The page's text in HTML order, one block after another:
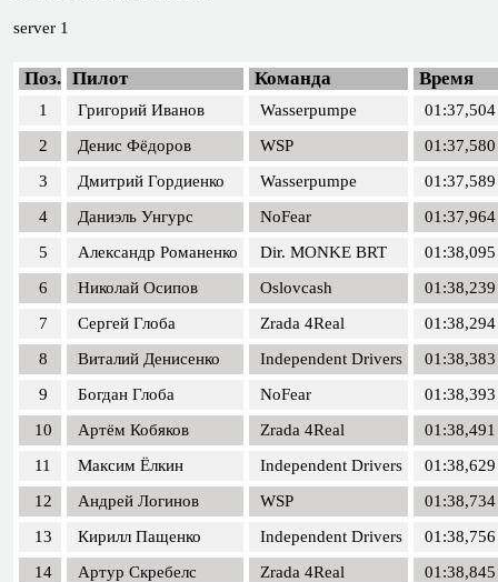
server 1
Поз. Пилот Команда Время
1 Григорий Иванов Wasserpumpe
01:37,504
2
Денис Фёдоров WSP
01:37,580
3
Дмитрий Гордиенко Wasserpumpe
01:37,589
4
Даниэль Унгурс NoFear
01:37,964
5
Александр Романенко Dir. MONKE BRT
01:38,095
6
Николай Осипов Oslovcash
01:38,239
7
Сергей Глоба Zrada 4Real
01:38,294
8
Виталий Денисенко Independent Drivers
01:38,383
9
Богдан Глоба NoFear
01:38,393
10
Артём Кобяков Zrada 4Real
01:38,491
11
Максим Ёлкин Independent Drivers
01:38,629
12
Андрей Логинов WSP
01:38,734
13
Кирилл Пащенко Independent Drivers
01:38,756
14
Артур Скребелс Zrada 4Real
01:38,845